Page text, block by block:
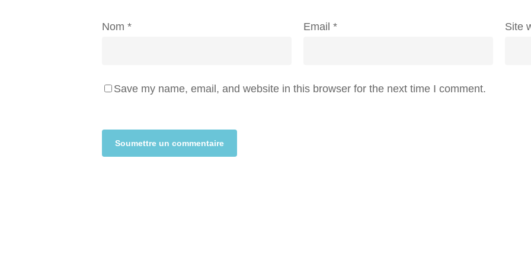
Nom * Email * Site
Save my name, email, and website in this browser for the next time I comment.